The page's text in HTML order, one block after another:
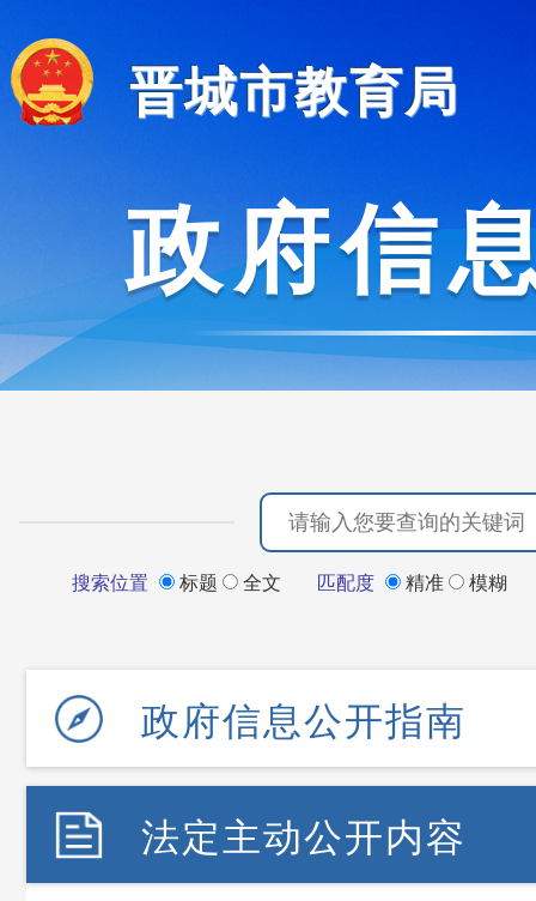
晋城市教育局
政府信
搜索位置 标题 全文 匹配度 精准 模糊
政府信息公开指南
法定主动公开内容